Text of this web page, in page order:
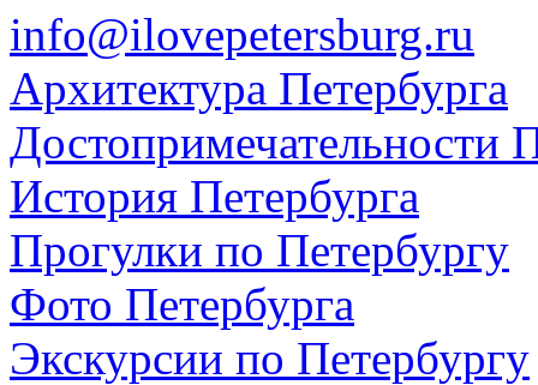
info@ilovepetersburg.ru
Архитектура Петербурга
Достопримечательности
История Петербурга
Прогулки по Петербургу
Фото Петербурга
Экскурсии по Петербургу